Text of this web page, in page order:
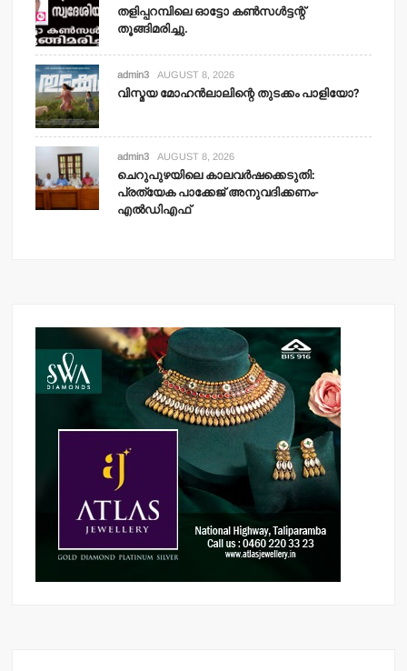
തളിപ്പറമ്പിലെ ഓട്ടോ കണ്‍സള്‍ട്ടന്റ്
തൂങ്ങിമരിച്ചു.
admin3 AUGUST 8, 2026
വിസ്മയ മോഹന്‍ലാലിന്റെ തുടക്കം പാളിയോ?
admin3 AUGUST 8, 2026
ചെറുപുഴയിലെ കാലവര്‍ഷക്കെടുതി:
പ്രത്യേക പാക്കേജ് അനുവദിക്കണം-
എല്‍ഡിഎഫ്